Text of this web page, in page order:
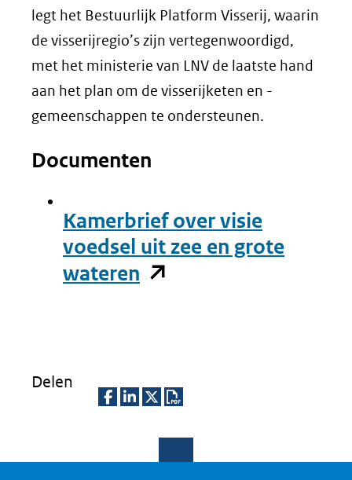
legt het Bestuurlijk Platform Visserij, waarin
de visserijregio’s zijn vertegenwoordigd,
met het ministerie van LNV de laatste hand
aan het plan om de visserijketen en -
gemeenschappen te ondersteunen.
Documenten
Kamerbrief over visie
voedsel uit zee en grote
wateren (opent
naar
Delen